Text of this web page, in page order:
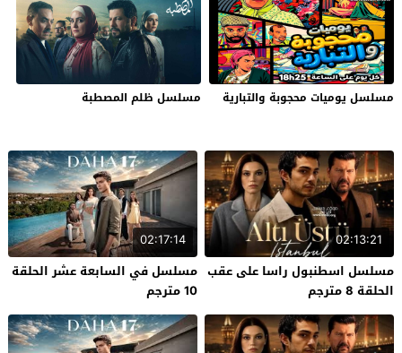
مسلسل يوميات محجوبة والتبارية مسلسل ظلم المصطبة
02:13:21
مسلسل اسطنبول راسا على عقب
الحلقة 8 مترجم
02:17:14
مسلسل في السابعة عشر الحلقة
10 مترجم